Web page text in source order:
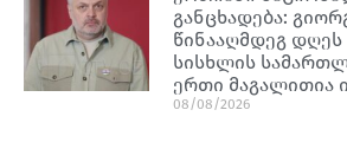
განცხადება:
წინააღმდეგ
სისხლის
ერთი მაგალითია
08/08/2026